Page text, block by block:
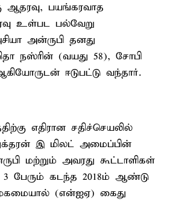
ஆதரவு, பயங்கரவாத
உள்பட பல்வேறு
அன்ருபி தனது
நஸ்ரின் (வயது 58), சோபி
ஈடுபட்டு வந்தார்.
எதிரான சதிச்செயலில்
இ மிலட் அமைப்பின்
மற்றும் அவரது கூட்டாளிகள்
பேரும் கடந்த 2018ம் ஆண்டு
முகமையால் (என்ஐஏ) கைது